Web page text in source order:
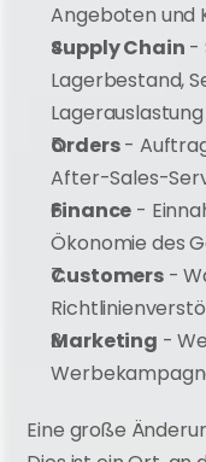
Angeboten und
Supply Chain -
Lagerbestand,
Lagerauslastung
Orders -
After-Sales-
Finance -
Ökonomie des
Customers -
Marketing -
Eine große